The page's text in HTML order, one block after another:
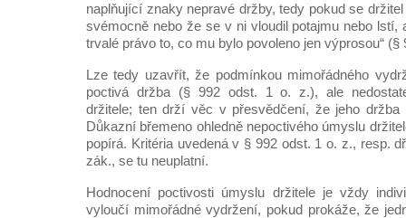
naplňující znaky nepravé držby, tedy pokud se
svémocně nebo že se v ni vloudil potajmu nebo lstí,
trvalé právo to, co mu bylo povoleno jen výprosou“ (§
Lze tedy uzavřít, že podmínkou mimořádného
poctivá držba (§ 992 odst. 1 o. z.), ale
držitele; ten drží věc v přesvědčení, že jeho držba
Důkazní břemeno ohledně nepoctivého úmyslu
popírá. Kritéria uvedená v § 992 odst. 1 o. z., resp.
zák., se tu neuplatní.
Hodnocení poctivosti úmyslu držitele je vždy
vyloučí mimořádné vydržení, pokud prokáže, že